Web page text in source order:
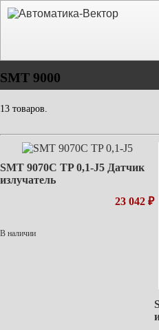
SMT 9000
13 товаров.
SMT 9070C TP 0,1-J5 Датчик
излучатель
23 042 ₽
В наличии